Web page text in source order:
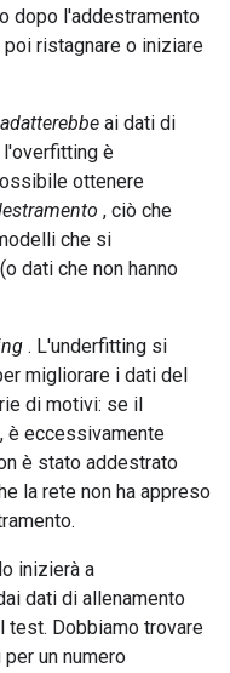
dopo l'addestramento
ristagnare o iniziare
adatterebbe ai dati di
l'overfitting è
ottenere
, ciò che
che si
(o dati che non hanno
. L'underfitting si
migliorare i dati del
di motivi: se il
è eccessivamente
è stato addestrato
la rete non ha appreso
inizierà a
dati di allenamento
test. Dobbiamo trovare
un numero